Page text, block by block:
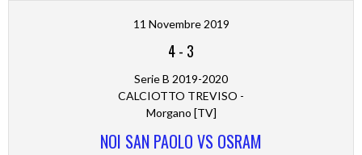
11 Novembre 2019
4- 3
Serie B 2019-2020
CALCIOTTO TREVISO -
Morgano [TV]
NOI SAN PAOLO VS OSRAM